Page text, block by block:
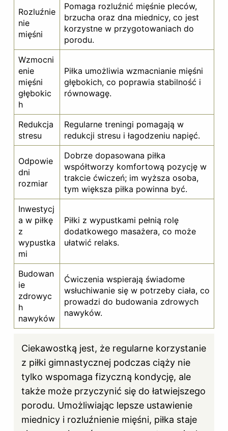
Rozluźnie
nie
mięśni
Pomaga rozluźnić mięśnie pleców,
brzucha oraz dna miednicy, co jest
korzystne w przygotowaniach do
porodu.
Wzmocni
enie
mięśni
głębokic
h
Piłka umożliwia wzmacnianie mięśni
głębokich, co poprawia stabilność i
równowagę.
Redukcja
stresu
Regularne treningi pomagają w
redukcji stresu i łagodzeniu napięć.
Odpowie
dni
rozmiar
Dobrze dopasowana piłka
współtworzy komfortową pozycję w
trakcie ćwiczeń; im wyższa osoba,
tym większa piłka powinna być.
Inwestycj
a w piłkę
z
wypustka
mi
Piłki z wypustkami pełnią rolę
dodatkowego masażera, co może
ułatwić relaks.
Budowan
ie
zdrowyc
h
nawyków
Ćwiczenia wspierają świadome
wsłuchiwanie się w potrzeby ciała, co
prowadzi do budowania zdrowych
nawyków.
Ciekawostką jest, że regularne korzystanie
z piłki gimnastycznej podczas ciąży nie
tylko wspomaga fizyczną kondycję, ale
także może przyczynić się do łatwiejszego
porodu. Umożliwiając lepsze ustawienie
miednicy i rozluźnienie mięśni, piłka staje